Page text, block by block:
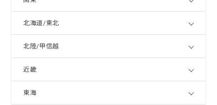
北海道/東北
北陸/甲信越
近畿
東海